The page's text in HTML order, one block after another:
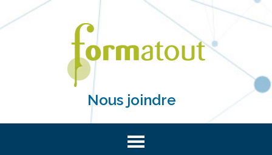
Nous joindre